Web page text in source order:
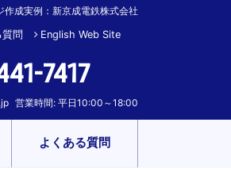
作成実例：新京成電鉄株式会社
質問 English Web Site
7417
営業時間: 平日10:00～18:00
よくある質問